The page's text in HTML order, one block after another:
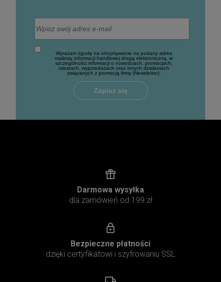
Wyrażam zgodę na otrzymywanie na podany adres
mailowy informacji handlowej drogą elektroniczną, w
szczególności informacji o nowościach, promocjach,
rabatach, wyprzedażach oraz innych działaniach
związanych z promocją firmy (Newsletter).
Zapisz się
Darmowa wysyłka
dla zamówień od 199 zł
Bezpieczne płatności
dzięki certyfikatowi i szyfrowaniu SSL